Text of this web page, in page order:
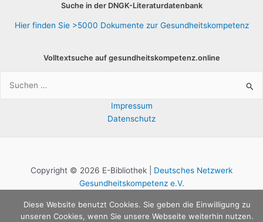
Suche in der DNGK-Literaturdatenbank
Hier finden Sie >5000 Dokumente zur Gesundheitskompetenz
Volltextsuche auf gesundheitskompetenz.online
nach:
Impressum
Datenschutz
Copyright © 2026 E-Bibliothek | Deutsches Netzwerk
Gesundheitskompetenz e.V.
Diese Website benutzt Cookies. Sie geben die Einwilligung zu
unseren Cookies, wenn Sie unsere Webseite weiterhin nutzen.